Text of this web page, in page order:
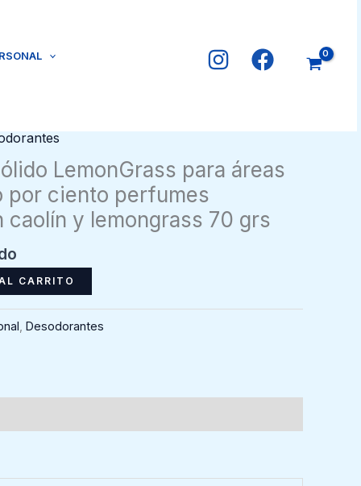
LemonGrass para áreas
por ciento perfumes
y lemongrass 70 grs
CARRITO
Desodorantes